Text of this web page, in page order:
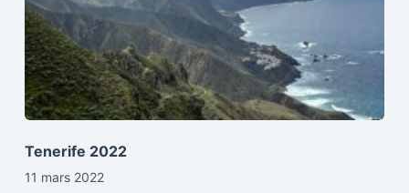
Tenerife 2022
11 mars 2022